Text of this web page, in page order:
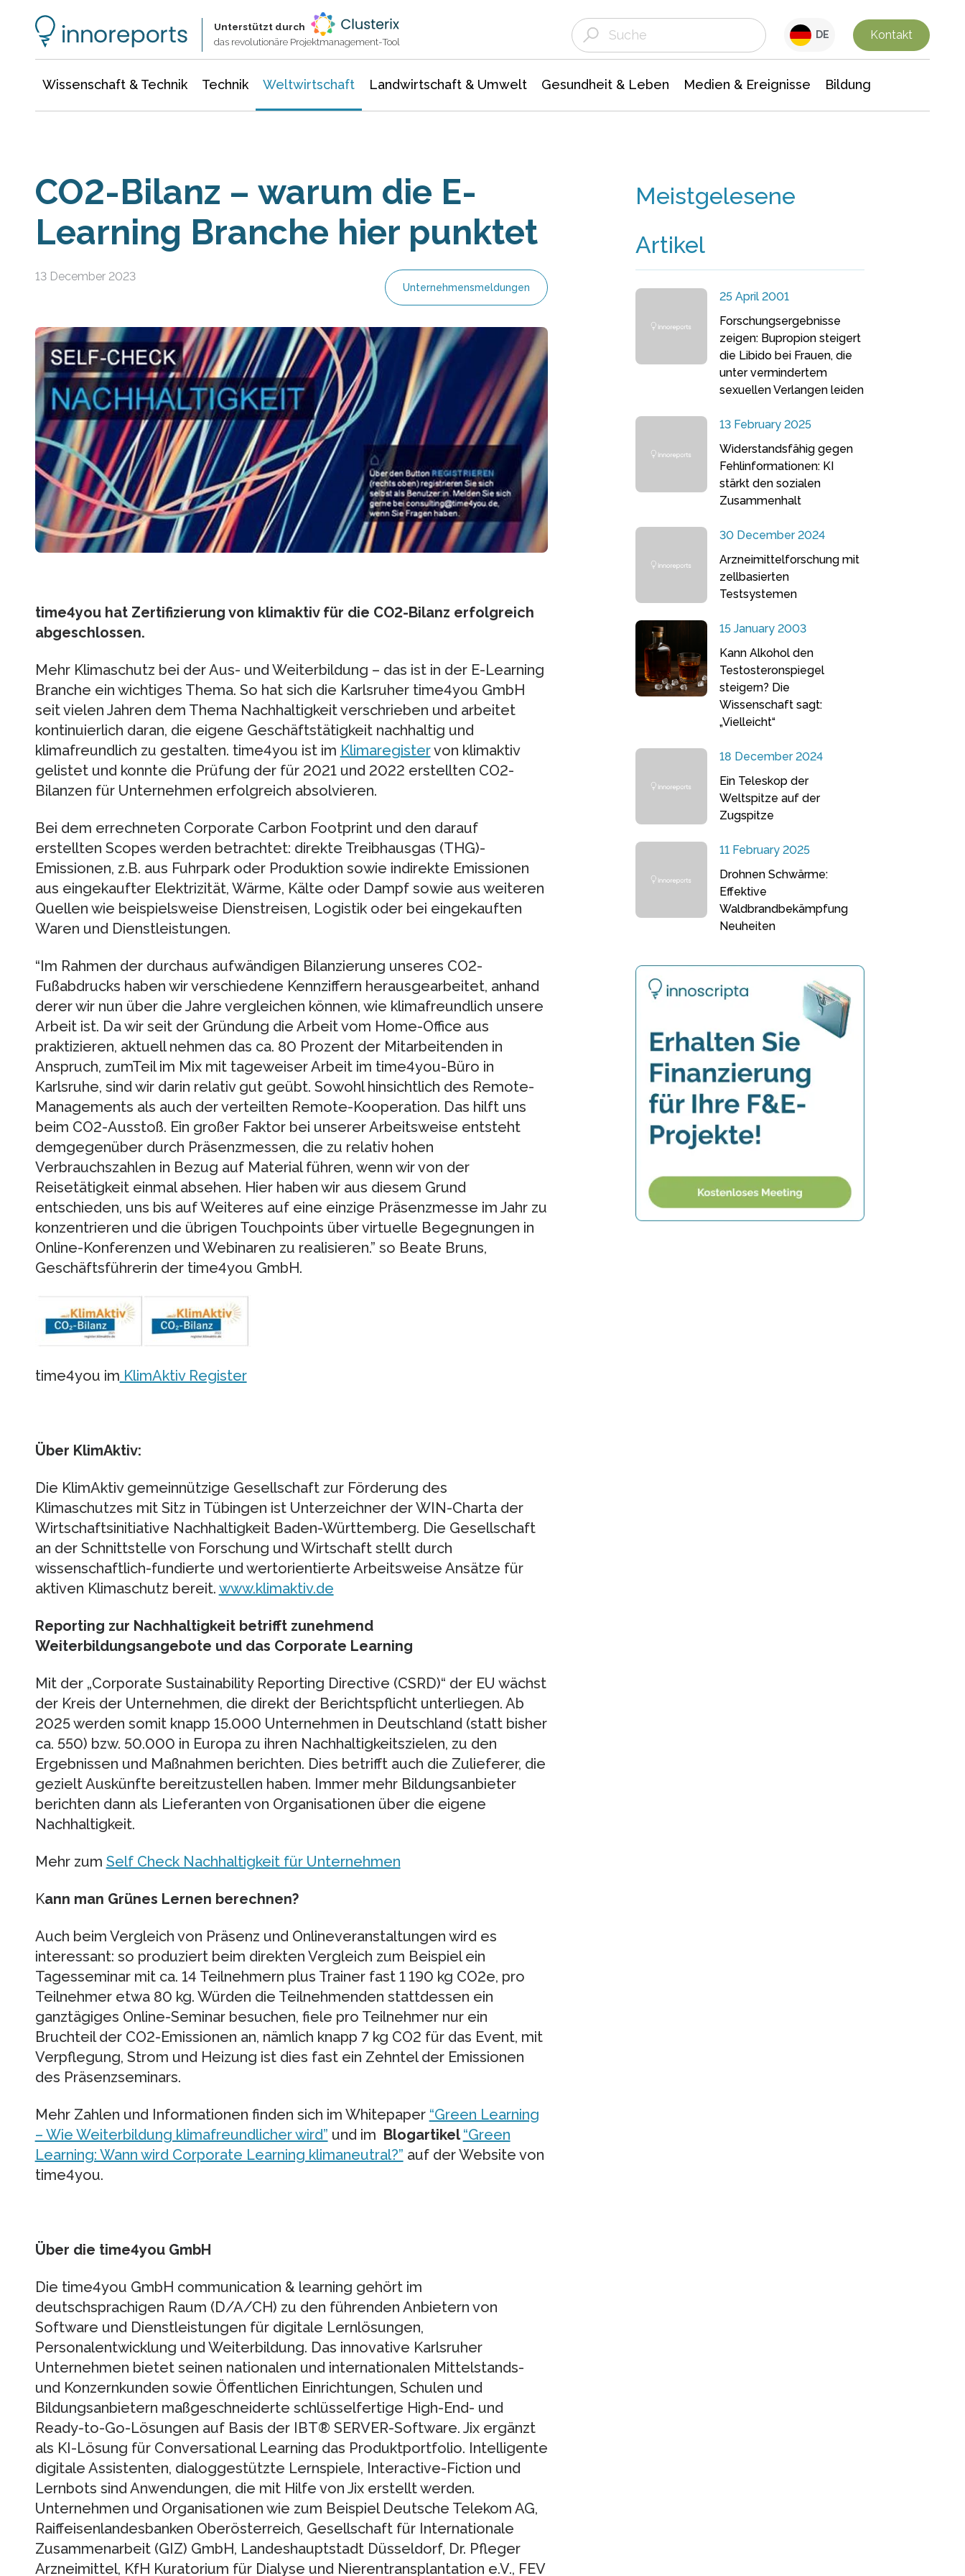
Unterstützt durch
das revolutionäre Projektmanagement-Tool
DE Kontakt
Wissenschaft & Technik Technik Weltwirtschaft Landwirtschaft & Umwelt Gesundheit & Leben Medien & Ereignisse Bildung
CO2-Bilanz – warum die E-
Learning Branche hier punktet
13 December 2023
Unternehmensmeldungen
time4you hat Zertifizierung von klimaktiv für die CO2-Bilanz erfolgreich
abgeschlossen.
Mehr Klimaschutz bei der Aus- und Weiterbildung – das ist in der E-Learning
Branche ein wichtiges Thema. So hat sich die Karlsruher time4you GmbH
seit vielen Jahren dem Thema Nachhaltigkeit verschrieben und arbeitet
kontinuierlich daran, die eigene Geschäftstätigkeit nachhaltig und
klimafreundlich zu gestalten. time4you ist im Klimaregistervon klimaktiv
gelistet und konnte die Prüfung der für 2021 und 2022 erstellten CO2-
Bilanzen für Unternehmen erfolgreich absolvieren.
Bei dem errechneten Corporate Carbon Footprint und den darauf
erstellten Scopes werden betrachtet: direkte Treibhausgas (THG)-
Emissionen, z.B. aus Fuhrpark oder Produktion sowie indirekte Emissionen
aus eingekaufter Elektrizität, Wärme, Kälte oder Dampf sowie aus weiteren
Quellen wie beispielsweise Dienstreisen, Logistik oder bei eingekauften
Waren und Dienstleistungen.
“Im Rahmen der durchaus aufwändigen Bilanzierung unseres CO2-
Fußabdrucks haben wir verschiedene Kennziffern herausgearbeitet, anhand
derer wir nun über die Jahre vergleichen können, wie klimafreundlich unsere
Arbeit ist. Da wir seit der Gründung die Arbeit vom Home-Office aus
praktizieren, aktuell nehmen das ca. 80 Prozent der Mitarbeitenden in
Anspruch, zumTeil im Mix mit tageweiser Arbeit im time4you-Büro in
Karlsruhe, sind wir darin relativ gut geübt. Sowohl hinsichtlich des Remote-
Managements als auch der verteilten Remote-Kooperation. Das hilft uns
beim CO2-Ausstoß. Ein großer Faktor bei unserer Arbeitsweise entsteht
demgegenüber durch Präsenzmessen, die zu relativ hohen
Verbrauchszahlen in Bezug auf Material führen, wenn wir von der
Reisetätigkeit einmal absehen. Hier haben wir aus diesem Grund
entschieden, uns bis auf Weiteres auf eine einzige Präsenzmesse im Jahr zu
konzentrieren und die übrigen Touchpoints über virtuelle Begegnungen in
Online-Konferenzen und Webinaren zu realisieren.” so Beate Bruns,
Geschäftsführerin der time4you GmbH.
time4you im KlimAktiv Register
Über KlimAktiv:
Die KlimAktiv gemeinnützige Gesellschaft zur Förderung des
Klimaschutzes mit Sitz in Tübingen ist Unterzeichner der WIN-Charta der
Wirtschaftsinitiative Nachhaltigkeit Baden-Württemberg. Die Gesellschaft
an der Schnittstelle von Forschung und Wirtschaft stellt durch
wissenschaftlich-fundierte und wertorientierte Arbeitsweise Ansätze für
aktiven Klimaschutz bereit. www.klimaktiv.de
Reporting zur Nachhaltigkeit betrifft zunehmend
Weiterbildungsangebote und das Corporate Learning
Mit der „Corporate Sustainability Reporting Directive (CSRD)“ der EU wächst
der Kreis der Unternehmen, die direkt der Berichtspflicht unterliegen. Ab
2025 werden somit knapp 15.000 Unternehmen in Deutschland (statt bisher
ca. 550) bzw. 50.000 in Europa zu ihren Nachhaltigkeitszielen, zu den
Ergebnissen und Maßnahmen berichten. Dies betrifft auch die Zulieferer, die
gezielt Auskünfte bereitzustellen haben. Immer mehr Bildungsanbieter
berichten dann als Lieferanten von Organisationen über die eigene
Nachhaltigkeit.
Mehr zum Self Check Nachhaltigkeit für Unternehmen
Kann man Grünes Lernen berechnen?
Auch beim Vergleich von Präsenz und Onlineveranstaltungen wird es
interessant: so produziert beim direkten Vergleich zum Beispiel ein
Tagesseminar mit ca. 14 Teilnehmern plus Trainer fast 1 190 kg CO2e, pro
Teilnehmer etwa 80 kg. Würden die Teilnehmenden stattdessen ein
ganztägiges Online-Seminar besuchen, fiele pro Teilnehmer nur ein
Bruchteil der CO2-Emissionen an, nämlich knapp 7 kg CO2 für das Event, mit
Verpflegung, Strom und Heizung ist dies fast ein Zehntel der Emissionen
des Präsenzseminars.
Mehr Zahlen und Informationen finden sich im Whitepaper “Green Learning
– Wie Weiterbildung klimafreundlicher wird” und im Blogartikel “Green
Learning: Wann wird Corporate Learning klimaneutral?” auf der Website von
time4you.
Über die time4you GmbH
Die time4you GmbH communication & learning gehört im
deutschsprachigen Raum (D/A/CH) zu den führenden Anbietern von
Software und Dienstleistungen für digitale Lernlösungen,
Personalentwicklung und Weiterbildung. Das innovative Karlsruher
Unternehmen bietet seinen nationalen und internationalen Mittelstands-
und Konzernkunden sowie Öffentlichen Einrichtungen, Schulen und
Bildungsanbietern maßgeschneiderte schlüsselfertige High-End- und
Ready-to-Go-Lösungen auf Basis der IBT® SERVER-Software. Jix ergänzt
als KI-Lösung für Conversational Learning das Produktportfolio. Intelligente
digitale Assistenten, dialoggestützte Lernspiele, Interactive-Fiction und
Lernbots sind Anwendungen, die mit Hilfe von Jix erstellt werden.
Unternehmen und Organisationen wie zum Beispiel Deutsche Telekom AG,
Raiffeisenlandesbanken Oberösterreich, Gesellschaft für Internationale
Zusammenarbeit (GIZ) GmbH, Landeshauptstadt Düsseldorf, Dr. Pfleger
Arzneimittel, KfH Kuratorium für Dialyse und Nierentransplantation e.V., FEV
Meistgelesene
Artikel
25 April 2001
Forschungsergebnisse
zeigen: Bupropion steigert
die Libido bei Frauen, die
unter vermindertem
sexuellen Verlangen leiden
13 February 2025
Widerstandsfähig gegen
Fehlinformationen: KI
stärkt den sozialen
Zusammenhalt
30 December 2024
Arzneimittelforschung mit
zellbasierten
Testsystemen
15 January 2003
Kann Alkohol den
Testosteronspiegel
steigern? Die
Wissenschaft sagt:
„Vielleicht“
18 December 2024
Ein Teleskop der
Weltspitze auf der
Zugspitze
11 February 2025
Drohnen Schwärme:
Effektive
Waldbrandbekämpfung
Neuheiten